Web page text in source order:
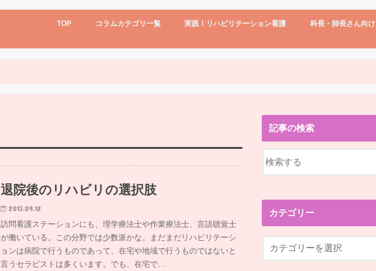
TOP コラムカテゴリ一覧
リハビリテーションの事
回復期リハビリテーション
リハビリと看護の連携
実践！リハビリテーション看護
リハビリテーションの事
新人・若手ナース
訪問看護ステーション
科長・師長さん向け
2015年
2017年
機能強化型訪問看護
転職とか再就職のこと
診療報酬・介護報酬改定
進学、学校
日記
看護師を妻に持つ夫
実践！リハビリテーション看護 科長・師長さん向け
退院後のリハビリの選択肢
2013.09.12
訪問看護ステーションにも、理学療法士や作業療法士、言語聴覚士
が働いている。この分野では少数派かな。まだまだリハビリテーシ
ョンは病院で行うものであって、在宅や地域で行うものではないと
言うセラピストは多くいます。でも、在宅で…
記事の検索
カテゴリー